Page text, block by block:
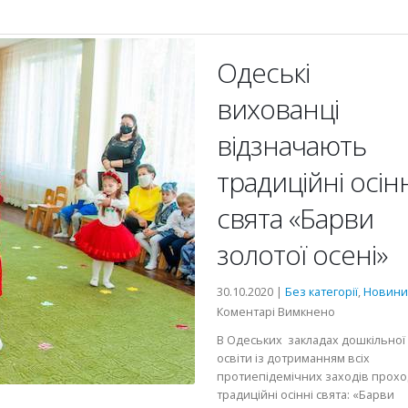
Одеські
вихованці
відзначають
традиційні
свята «Барви
золотої осені»
30.10.2020 | Без категорії,Новини
Коментарі Вимкнено
вихованці
відзначають
традиційні
В Одеських закладах дошкільної
освіти із дотриманням всіх
протиепідемічних заходів
традиційні осінні свята: «Барви